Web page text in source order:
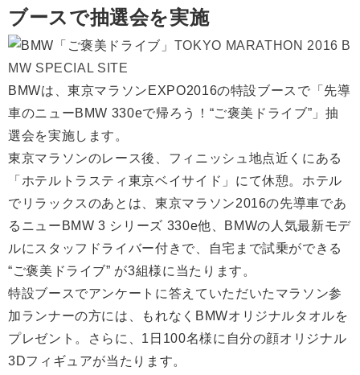
ブースで抽選会を実施
TOKYO MARATHON 2016 B
MW SPECIAL SITE
BMWは、東京マラソンEXPO2016の特設ブースで「先導
車のニューBMW 330eで帰ろう！“ご褒美ドライブ”」抽
選会を実施します。
東京マラソンのレース後、フィニッシュ地点近くにある
「ホテルトラスティ東京ベイサイド」にて休憩。ホテル
でリラックスのあとは、東京マラソン2016の先導車であ
るニューBMW 3 シリーズ 330e他、BMWの人気最新モデ
ルにスタッフドライバー付きで、自宅まで試乗ができる
“ご褒美ドライブ” が3組様に当たります。
特設ブースでアンケートに答えていただいたマラソン参
加ランナーの方には、もれなくBMWオリジナルタオルを
プレゼント。さらに、1日100名様に自分の顔オリジナル
3Dフィギュアが当たります。